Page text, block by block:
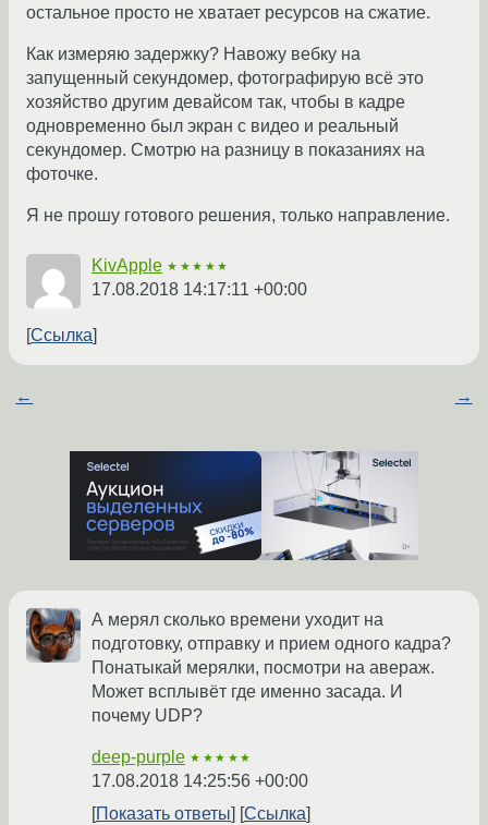
остальное просто не хватает ресурсов на сжатие.
Как измеряю задержку? Навожу вебку на
запущенный секундомер, фотографирую всё это
хозяйство другим девайсом так, чтобы в кадре
одновременно был экран с видео и реальный
секундомер. Смотрю на разницу в показаниях на
фоточке.
Я не прошу готового решения, только направление.
KivApple ★★★★★
17.08.2018 14:17:11 +00:00
Ссылка
← →
А мерял сколько времени уходит на
подготовку, отправку и прием одного кадра?
Понатыкай мерялки, посмотри на авераж.
Может всплывёт где именно засада. И
почему UDP?
deep-purple ★★★★★
17.08.2018 14:25:56 +00:00
Показать ответы
Ссылка